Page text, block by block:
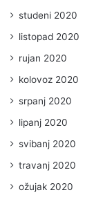
studeni 2020
listopad 2020
rujan 2020
kolovoz 2020
srpanj 2020
lipanj 2020
svibanj 2020
travanj 2020
ožujak 2020